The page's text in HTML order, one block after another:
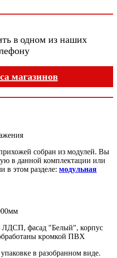
в одном из наших
магазинов
собран из модулей. Вы
в данной комплектации или
в этом разделе: модульная
ЛДСП, фасад "Белый", корпус
кромкой ПВХ
в разобранном виде.